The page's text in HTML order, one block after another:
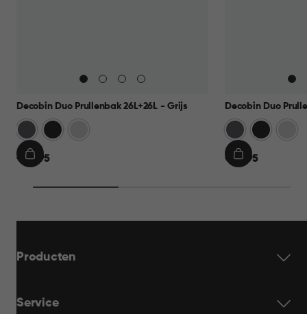
Decobin Duo Prullenbak 26L+26L - Grijs
Grijs Zwart
€€ 69,95
IN
Decobin Duo
Grijs Zwart
€€ 69,95
IN
Producten
Service